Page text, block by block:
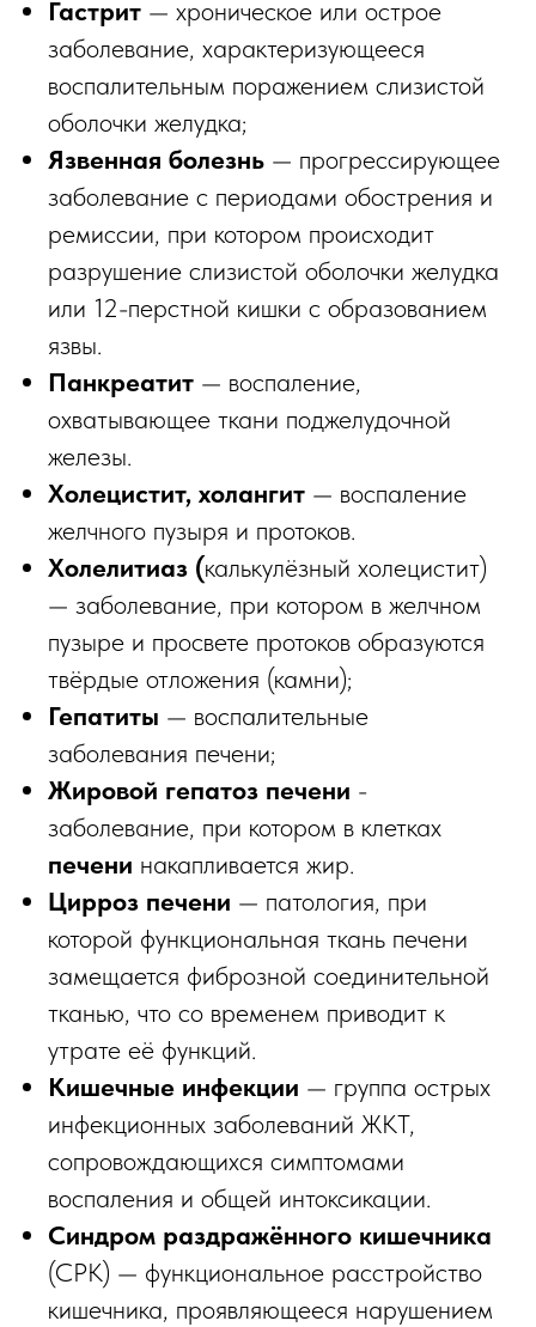
Гастрит — хроническое или острое
заболевание, характеризующееся
воспалительным поражением слизистой
оболочки желудка;
Язвенная болезнь — прогрессирующее
заболевание с периодами обострения и
ремиссии, при котором происходит
разрушение слизистой оболочки желудка
или 12-перстной кишки с образованием
язвы.
Панкреатит — воспаление,
охватывающее ткани поджелудочной
железы.
Холецистит, холангит — воспаление
желчного пузыря и протоков.
Холелитиаз (калькулёзный холецистит)
— заболевание, при котором в желчном
пузыре и просвете протоков образуются
твёрдые отложения (камни);
Гепатиты — воспалительные
заболевания печени;
Жировой гепатоз печени -
заболевание, при котором в клетках
печени накапливается жир.
Цирроз печени — патология, при
которой функциональная ткань печени
замещается фиброзной соединительной
тканью, что со временем приводит к
утрате её функций.
Кишечные инфекции — группа острых
инфекционных заболеваний ЖКТ,
сопровождающихся симптомами
воспаления и общей интоксикации.
Синдром раздражённого кишечника
(СРК) — функциональное расстройство
кишечника, проявляющееся нарушением